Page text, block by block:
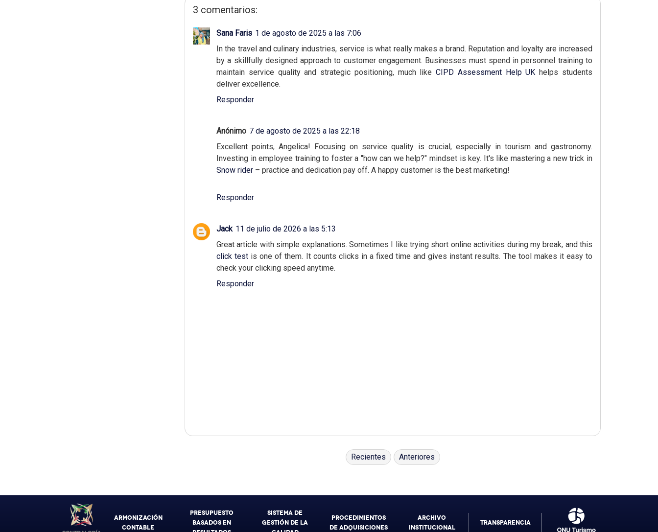
3 comentarios:
Sana Faris 1 de agosto de 2025 a las 7:06
In the travel and culinary industries, service is what really makes a brand. Reputation and loyalty are increased
by a skillfully designed approach to customer engagement. Businesses must spend in personnel training to
maintain service quality and strategic positioning, much likeCIPD Assessment Help UK helps students
deliver excellence.
Responder
Anónimo 7 de agosto de 2025 a las 22:18
Excellent points, Angelica! Focusing on service quality is crucial, especially in tourism and gastronomy.
Investing in employee training to foster a "how can we help?" mindset is key. It's like mastering a new trick in
Snow rider – practice and dedication pay off. A happy customer is the best marketing!
Responder
Jack 11 de julio de 2026 a las 5:13
Great article with simple explanations. Sometimes I like trying short online activities during my break, and this
click test is one of them. It counts clicks in a fixed time and gives instant results. The tool makes it easy to
check your clicking speed anytime.
Responder
Recientes Anteriores
ARMONIZACIÓN
CONTABLE
PRESUPUESTO
BASADOS EN
SISTEMA DE
GESTIÓN DE LA
PROCEDIMIENTOS
DE ADQUISICIONES
ARCHIVO
INSTITUCIONAL
TRANSPARENCIA